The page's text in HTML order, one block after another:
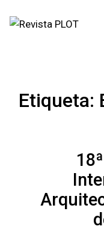
Etiqueta: